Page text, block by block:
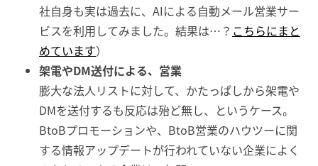
社自身も実は過去に、AIによる自動メール営業サー
ビスを利用してみました。結果は…？ こちらにまと
めています）
架電やDM送付による、営業
膨大な法人リストに対して、かたっぱしから架電や
DMを送付するも反応は殆ど無し、というケース。
BtoBプロモーションや、BtoB営業のハウツーに関
する情報アップデートが行われていない企業によく